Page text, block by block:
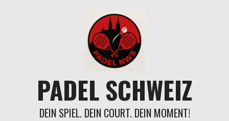
PADEL SCHWEIZ
DEIN SPIEL. DEIN COURT. DEIN MOMENT!